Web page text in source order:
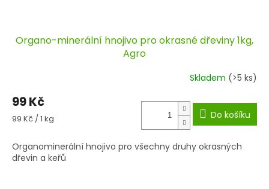
Organo-minerální hnojivo pro okrasné dřeviny 1kg,
Agro
Skladem (>5 ks)
99 Kč
Měrná
99 Kč / 1 kg Do košíku
Organominerální hnojivo pro všechny druhy okrasných
dřevin a keřů